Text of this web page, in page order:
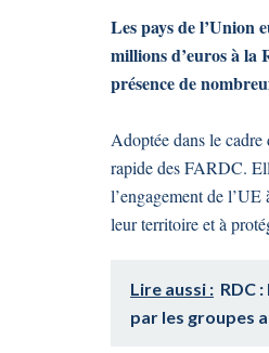
Les pays de l’Union
millions d’euros à la
présence de
Adoptée dans le
rapide des FARDC.
l’engagement de
leur territoire et à
Lire aussi : RDC
par les groupes